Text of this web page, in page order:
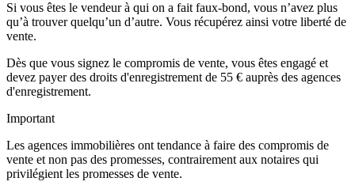
Si vous êtes le vendeur à qui on a fait faux-bond, vous n’avez plus
qu’à trouver quelqu’un d’autre. Vous récupérez ainsi votre liberté de
vente.
Dès que vous signez le compromis de vente, vous êtes engagé et
devez payer des droits d'enregistrement de 55 € auprès des agences
d'enregistrement.
Important
Les agences immobilières ont tendance à faire des compromis de
vente et non pas des promesses, contrairement aux notaires qui
privilégient les promesses de vente.